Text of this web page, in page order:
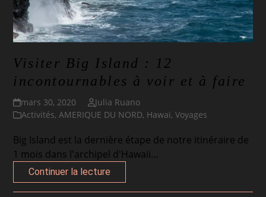
Visiter Big Island : 12
incontournables à voir et à faire
mars 30, 2020
Julia Ruano
Activités,AMERIQUE DU NORD, Hawaï,Voyages
Big Island est la dernière étape de notre itinéraire de
1 mois dans l'archipel d'Hawaii…
Continuer la lecture